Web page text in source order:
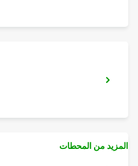
المزيد من المحطات